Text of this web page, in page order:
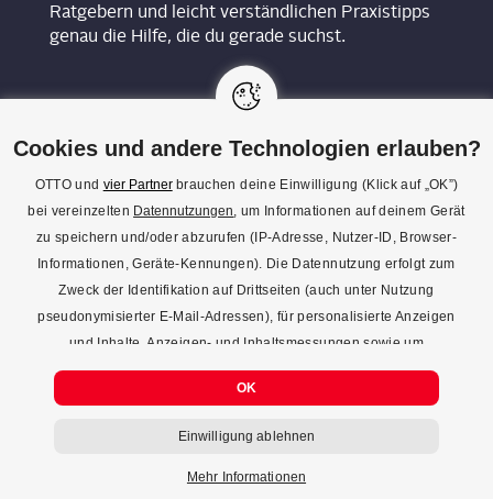
Ratgebern und leicht verständlichen Praxistipps
genau die Hilfe, die du gerade suchst.
KON­TAKT
REDAK­TI­ON
IMPRES­SUM
DATENSCHUTZ
COOKIE-EINSTELLUNGEN
Cookies und andere Technologien erlauben?
OTTO und vier Partnerbrauchen deine Einwilligung (Klick auf „OK”)
bei vereinzelten Datennutzungen, um Informationen auf deinem Gerät
zu speichern und/oder abzurufen (IP-Adresse, Nutzer-ID, Browser-
Informationen, Geräte-Kennungen). Die Datennutzung erfolgt zum
Zweck der Identifikation auf Drittseiten (auch unter Nutzung
pseudonymisierter E-Mail-Adressen), für personalisierte Anzeigen
und Inhalte, Anzeigen- und Inhaltsmessungen sowie um
Erkenntnisse über Zielgruppen und Produktentwicklungen zu
gewinnen. Mehr Infos zur Einwilligung (inkl. Widerrufsmöglichkeit)
jederzeit ablehnen.
OK
Einwilligung ablehnen
Mehr Informationen